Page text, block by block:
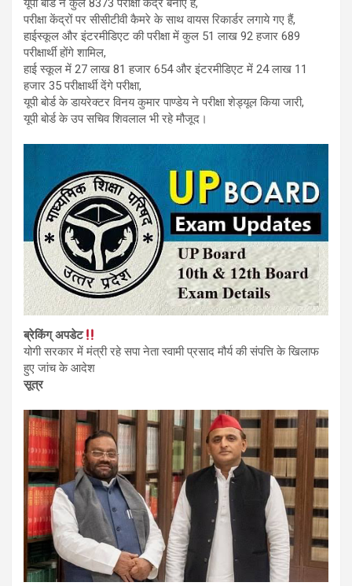
यूपी बोर्ड ने कुल 8373 परीक्षा केंद्र बनाए हैं,
परीक्षा केंद्रों पर सीसीटीवी कैमरे के साथ वायस रिकार्डर लगाये गए हैं,
हाईस्कूल और इंटरमीडिएट की परीक्षा में कुल 51 लाख 92 हजार 689
परीक्षार्थी होंगे शामिल,
हाई स्कूल में 27 लाख 81 हजार 654 और इंटरमीडिएट में 24 लाख 11
हजार 35 परीक्षार्थी देंगे परीक्षा,
यूपी बोर्ड के डायरेक्टर विनय कुमार पाण्डेय ने परीक्षा शेड्यूल किया जारी,
यूपी बोर्ड के उप सचिव शिवलाल भी रहे मौजूद।
ब्रेकिंग् अपडेट
योगी सरकार में मंत्री रहे सपा नेता स्वामी प्रसाद मौर्य की संपत्ति के खिलाफ
हुए जांच के आदेश
सूत्र